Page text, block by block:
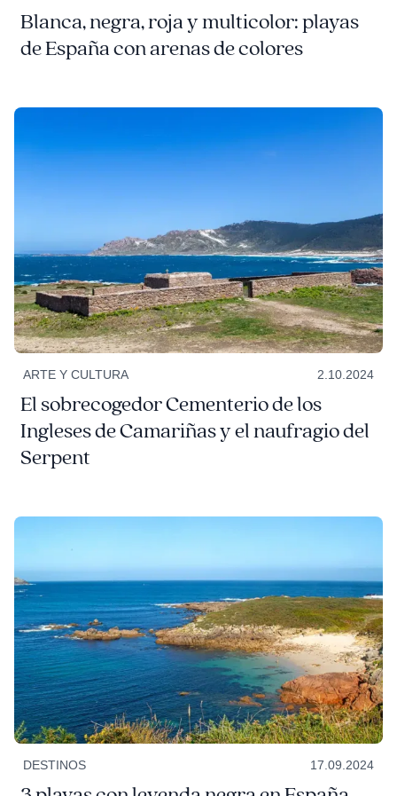
Blanca, negra, roja y multicolor: playas
de España con arenas de colores
ARTE Y CULTURA 2.10.2024
El sobrecogedor Cementerio de los
Ingleses de Camariñas y el naufragio del
Serpent
DESTINOS 17.09.2024